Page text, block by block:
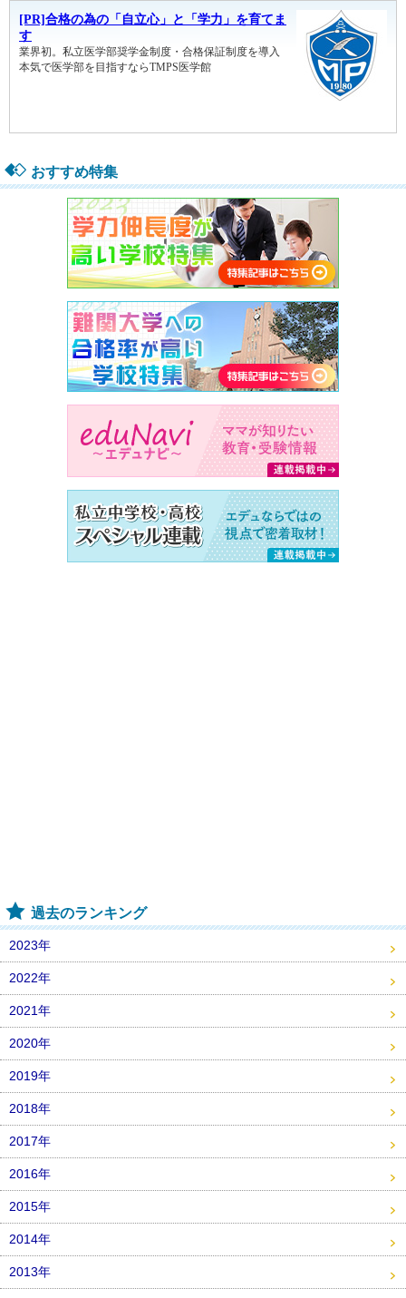
おすすめ特集
過去のランキング
2023年
2022年
2021年
2020年
2019年
2018年
2017年
2016年
2015年
2014年
2013年